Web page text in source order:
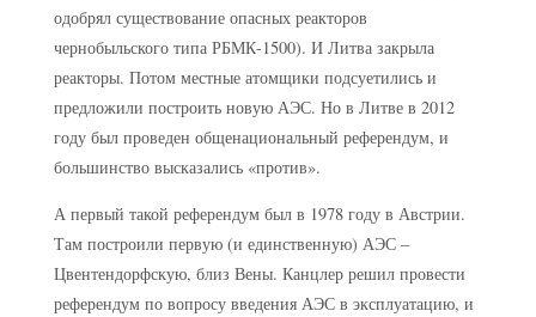
одобрял существование опасных реакторов
чернобыльского типа РБМК-1500). И Литва закрыла
реакторы. Потом местные атомщики подсуетились и
предложили построить новую АЭС. Но в Литве в 2012
году был проведен общенациональный референдум, и
большинство высказались «против».
А первый такой референдум был в 1978 году в Австрии.
Там построили первую (и единственную) АЭС –
Цвентендорфскую, близ Вены. Канцлер решил провести
референдум по вопросу введения АЭС в эксплуатацию, и